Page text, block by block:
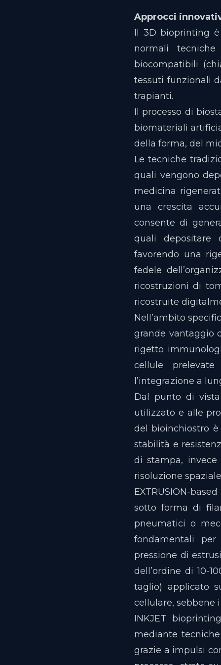
Approcci
Il 3D bioprinting
normali
biocompatibili
tessuti funzionali
trapianti.
Il processo di
biomateriali
della forma, del
Le tecniche
quali vengono
medicina
una crescita
consente di
quali depositare
favorendo una
fedele
ricostruzioni di
ricostruite
Nell’ambito
grande vantaggio
rigetto
cellule
l’integrazione a
Dal punto di
utilizzato e alle
del bioinchiostro
stabilità e
di stampa,
risoluzione
EXTRUSION-
sotto forma di
pneumatici o
fondamentali per
pressione di
dell’ordine di 10-
taglio) applicato
cellulare, sebbene
INKJET
mediante
grazie a impulsi